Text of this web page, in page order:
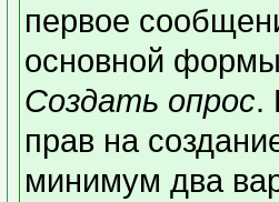
первое
основной
Создать опрос.
прав на
минимум два